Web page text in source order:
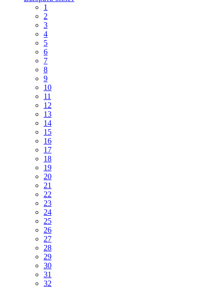
1
2
3
4
5
6
7
8
9
10
11
12
13
14
15
16
17
18
19
20
21
22
23
24
25
26
27
28
29
30
31
32